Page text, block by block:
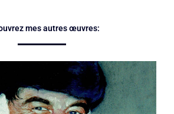
mes autres œuvres: